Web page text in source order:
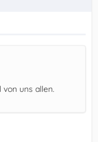
uns allen.